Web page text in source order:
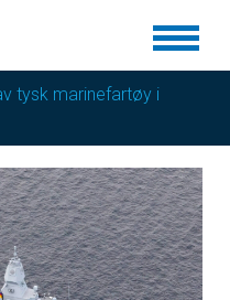
tysk marinefartøy i